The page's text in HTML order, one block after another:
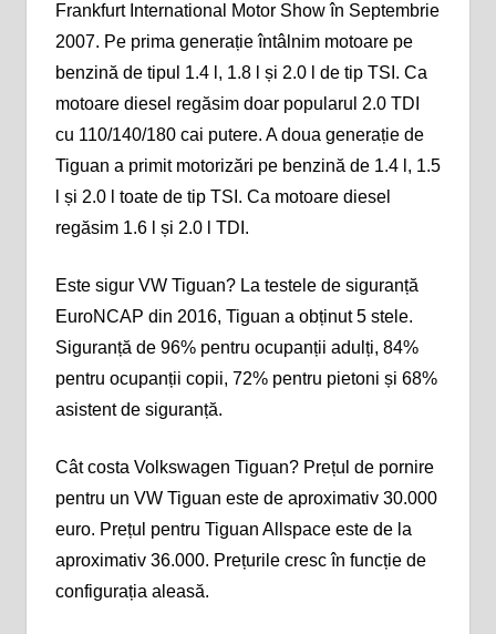
Frankfurt International Motor Show în Septembrie
2007. Pe prima generație întâlnim motoare pe
benzină de tipul 1.4 l, 1.8 l și 2.0 l de tip TSI. Ca
motoare diesel regăsim doar popularul 2.0 TDI
cu 110/140/180 cai putere. A doua generație de
Tiguan a primit motorizări pe benzină de 1.4 l, 1.5
l și 2.0 l toate de tip TSI. Ca motoare diesel
regăsim 1.6 l și 2.0 l TDI.
Este sigur VW Tiguan? La testele de siguranță
EuroNCAP din 2016, Tiguan a obținut 5 stele.
Siguranță de 96% pentru ocupanții adulți, 84%
pentru ocupanții copii, 72% pentru pietoni și 68%
asistent de siguranță.
Cât costa Volkswagen Tiguan? Prețul de pornire
pentru un VW Tiguan este de aproximativ 30.000
euro. Prețul pentru Tiguan Allspace este de la
aproximativ 36.000. Prețurile cresc în funcție de
configurația aleasă.